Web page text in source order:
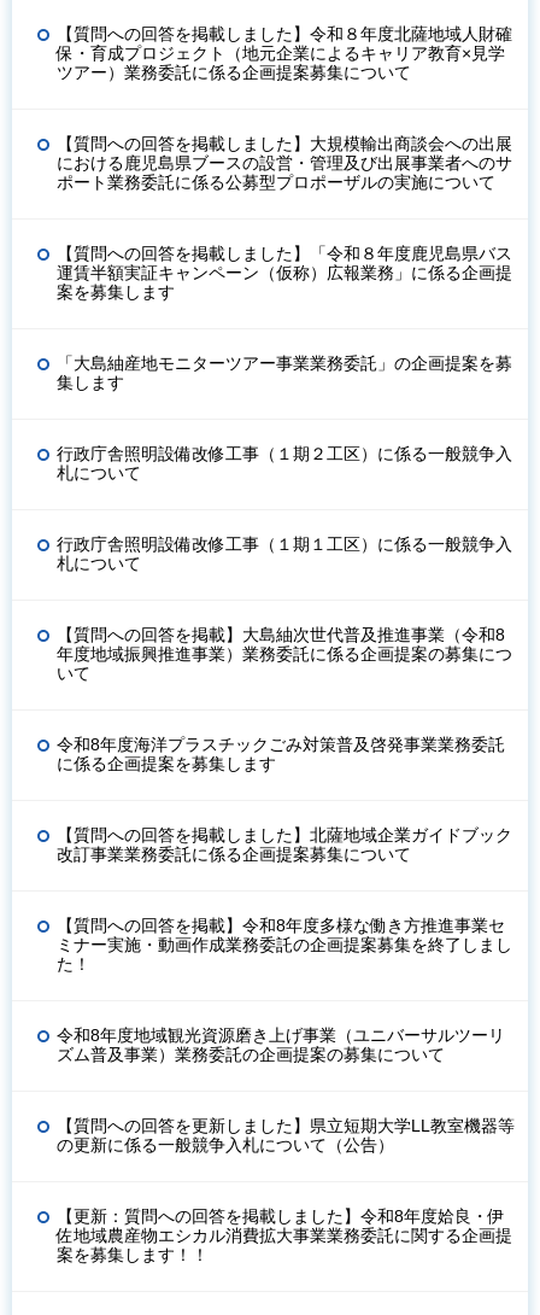
【質問への回答を掲載しました】令和８年度北薩地域人財確
保・育成プロジェクト（地元企業によるキャリア教育×見学
ツアー）業務委託に係る企画提案募集について
【質問への回答を掲載しました】大規模輸出商談会への出展
における鹿児島県ブースの設営・管理及び出展事業者へのサ
ポート業務委託に係る公募型プロポーザルの実施について
【質問への回答を掲載しました】「令和８年度鹿児島県バス
運賃半額実証キャンペーン（仮称）広報業務」に係る企画提
案を募集します
「大島紬産地モニターツアー事業業務委託」の企画提案を募
集します
行政庁舎照明設備改修工事（１期２工区）に係る一般競争入
札について
行政庁舎照明設備改修工事（１期１工区）に係る一般競争入
札について
【質問への回答を掲載】大島紬次世代普及推進事業（令和8
年度地域振興推進事業）業務委託に係る企画提案の募集につ
いて
令和8年度海洋プラスチックごみ対策普及啓発事業業務委託
に係る企画提案を募集します
【質問への回答を掲載しました】北薩地域企業ガイドブック
改訂事業業務委託に係る企画提案募集について
【質問への回答を掲載】令和8年度多様な働き方推進事業セ
ミナー実施・動画作成業務委託の企画提案募集を終了しまし
た！
令和8年度地域観光資源磨き上げ事業（ユニバーサルツーリ
ズム普及事業）業務委託の企画提案の募集について
【質問への回答を更新しました】県立短期大学LL教室機器等
の更新に係る一般競争入札について（公告）
【更新：質問への回答を掲載しました】令和8年度姶良・伊
佐地域農産物エシカル消費拡大事業業務委託に関する企画提
案を募集します！！